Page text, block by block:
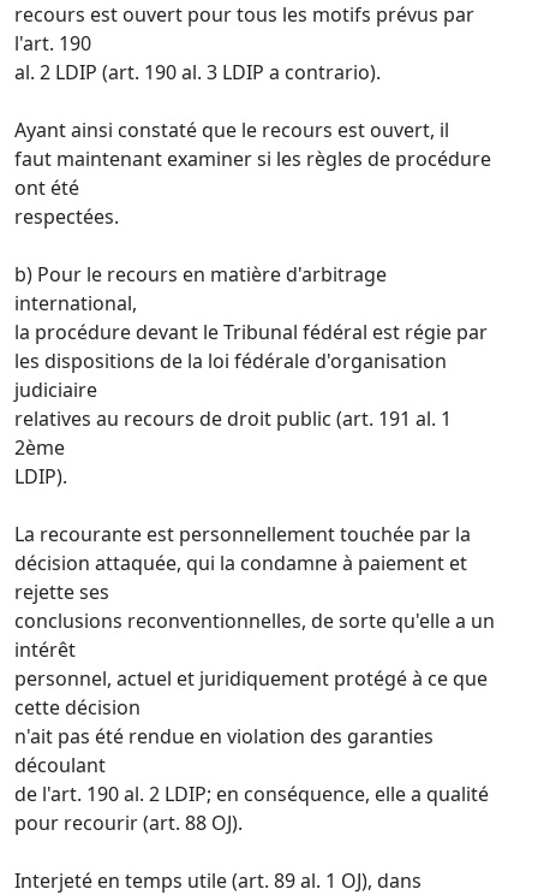
recours est ouvert pour tous les motifs prévus par
l'art. 190
al. 2 LDIP (art. 190 al. 3 LDIP a contrario).
Ayant ainsi constaté que le recours est ouvert, il
faut maintenant examiner si les règles de procédure
ont été
respectées.
b) Pour le recours en matière d'arbitrage
international,
la procédure devant le Tribunal fédéral est régie par
les dispositions de la loi fédérale d'organisation
judiciaire
relatives au recours de droit public (art. 191 al. 1
2ème
LDIP).
La recourante est personnellement touchée par la
décision attaquée, qui la condamne à paiement et
rejette ses
conclusions reconventionnelles, de sorte qu'elle a un
intérêt
personnel, actuel et juridiquement protégé à ce que
cette décision
n'ait pas été rendue en violation des garanties
découlant
de l'art. 190 al. 2 LDIP; en conséquence, elle a qualité
pour recourir (art. 88 OJ).
Interjeté en temps utile (art. 89 al. 1 OJ), dans